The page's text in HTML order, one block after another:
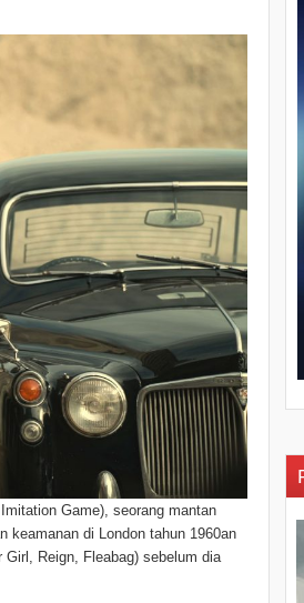
Game), seorang mantan
keamanan di London tahun 1960an
Reign, Fleabag) sebelum dia